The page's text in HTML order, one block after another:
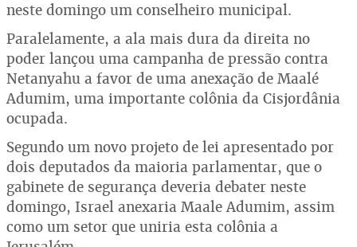
neste domingo um conselheiro municipal.
Paralelamente, a ala mais dura da direita no
poder lançou uma campanha de pressão contra
Netanyahu a favor de uma anexação de Maalé
Adumim, uma importante colônia da Cisjordânia
ocupada.
Segundo um novo projeto de lei apresentado por
dois deputados da maioria parlamentar, que o
gabinete de segurança deveria debater neste
domingo, Israel anexaria Maale Adumim, assim
como um setor que uniria esta colônia a